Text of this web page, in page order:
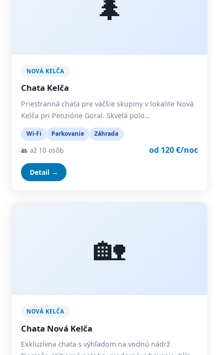
NOVÁ KELČA
Chata Kelča
Priestranná chata pre väčšie skupiny v lokalite Nová
Kelča pri Penzióne Goral. Skvelá polo…
Wi-Fi Parkovanie Záhrada
👥 až 10 osôb od 120 €/noc
Detail →
🏡
NOVÁ KELČA
Chata Nová Kelča
Exkluzívna chata s výhľadom na vodnú nádrž